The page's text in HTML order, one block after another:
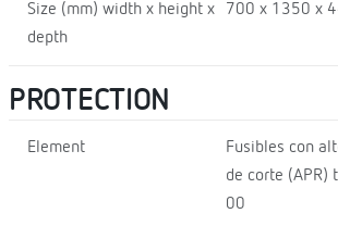
Size (mm) width x height x
depth
700 x 1350 x
PROTECTION
Element
Fusibles con
de corte (APR)
00